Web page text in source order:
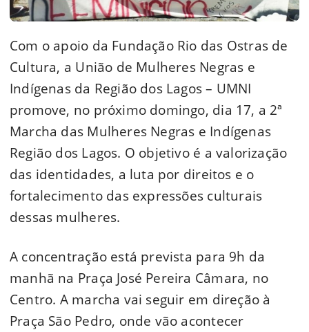
Com o apoio da Fundação Rio das Ostras de
Cultura, a União de Mulheres Negras e
Indígenas da Região dos Lagos – UMNI
promove, no próximo domingo, dia 17, a 2ª
Marcha das Mulheres Negras e Indígenas
Região dos Lagos. O objetivo é a valorização
das identidades, a luta por direitos e o
fortalecimento das expressões culturais
dessas mulheres.
A concentração está prevista para 9h da
manhã na Praça José Pereira Câmara, no
Centro. A marcha vai seguir em direção à
Praça São Pedro, onde vão acontecer